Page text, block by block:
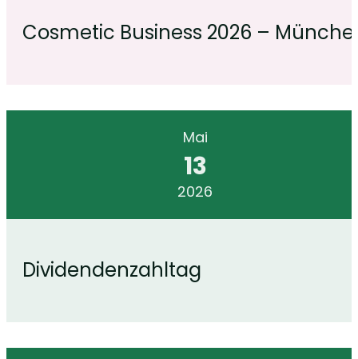
Cosmetic Business 2026 –
Mai
13
2026
Dividendenzahltag